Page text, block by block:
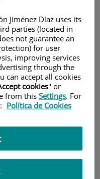
Jiménez Díaz uses its
parties (located in
not guarantee an
for user
improving services
through the
can accept all cookies
cookies" or
from thisSettings. For
Política de Cookies